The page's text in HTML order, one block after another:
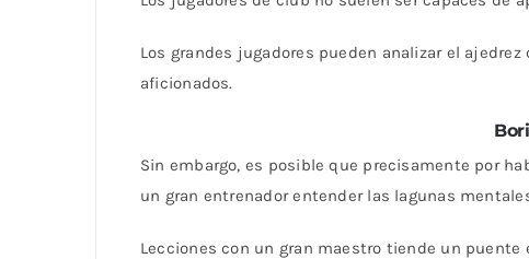
Los grandes jugadores pueden analizar el
aficionados.
Sin embargo, es posible que precisamente por
un gran entrenador entender las lagunas
Lecciones con un gran maestro tiende un